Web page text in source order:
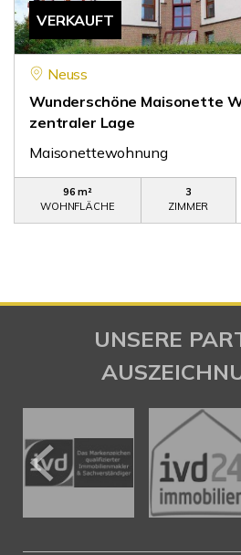
VERKAUFT
Neuss
Wunderschöne Maisonette
zentraler Lage
Maisonettewohnung
96 m²
WOHNFLÄCHE
3
ZIMMER
UNSERE